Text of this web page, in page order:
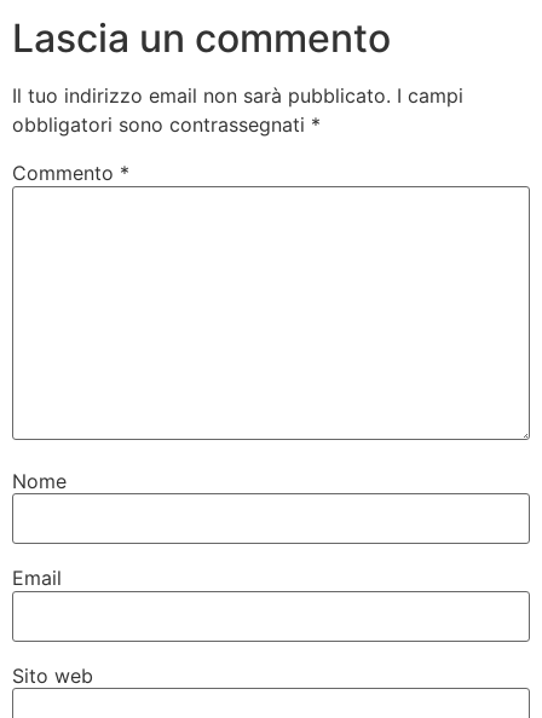
Lascia un commento
Il tuo indirizzo email non sarà pubblicato. I campi
obbligatori sono contrassegnati *
Commento *
Nome
Email
Sito web